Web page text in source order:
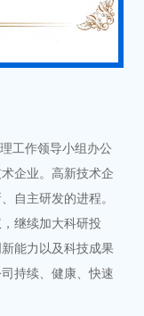
工作领导小组办公
企业。高新技术企
自主研发的进程。
继续加大科研投
能力以及科技成果
持续、健康、快速